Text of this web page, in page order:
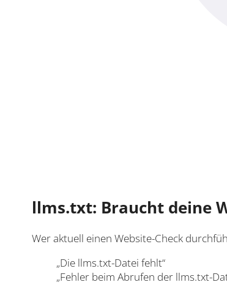
llms.txt: Braucht deine
Wer aktuell einen Website-Check
„Die llms.txt-Datei fehlt“
„Fehler beim Abrufen der llms.txt-